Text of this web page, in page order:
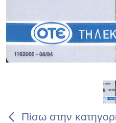
Πίσω στην